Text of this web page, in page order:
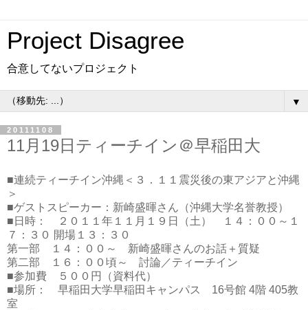
Project Disagree
合意してないプロジェクト
▼
20111108
11月19日ティーチイン＠早稲田大
■連続ティーチイン沖縄＜３．１１震災後の東アジアと沖縄
＞
■ゲストスピーカー：新崎盛暉さん（沖縄大学名誉教授）
■日時： ２０１１年１１月１９日（土） １４：００～１
７：３０ 開場１３：３０
第一部 １４：００～ 新崎盛暉さんのお話＋質疑
第二部 １６：００頃～ 討論／ティーチイン
■参加費 ５００円（資料代）
■場所： 早稲田大学早稲田キャンパス 16号館 4階 405教
室